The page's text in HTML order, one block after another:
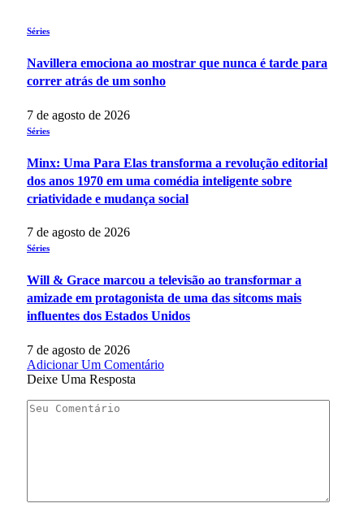
Séries
Navillera emociona ao mostrar que nunca é tarde para
correr atrás de um sonho
7 de agosto de 2026
Séries
Minx: Uma Para Elas transforma a revolução editorial
dos anos 1970 em uma comédia inteligente sobre
criatividade e mudança social
7 de agosto de 2026
Séries
Will & Grace marcou a televisão ao transformar a
amizade em protagonista de uma das sitcoms mais
influentes dos Estados Unidos
7 de agosto de 2026
Adicionar Um Comentário
Deixe Uma Resposta